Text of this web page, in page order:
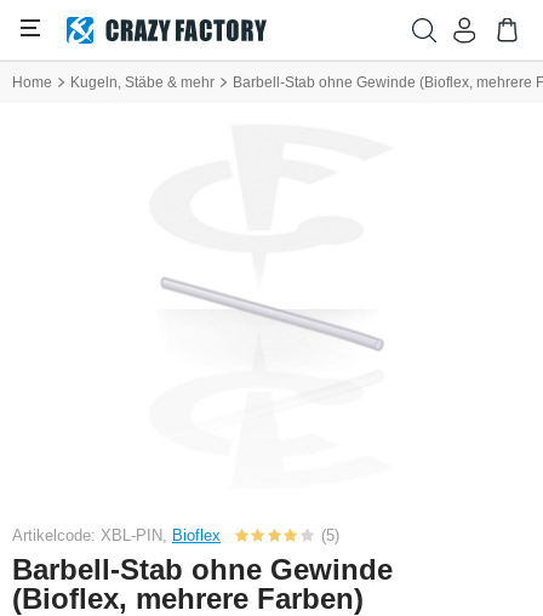
Home Kugeln, Stäbe & mehr Barbell-Stab ohne Gewinde (Bioflex, mehrere
Artikelcode: XBL-PIN, Bioflex (5)
Barbell-Stab ohne Gewinde
(Bioflex, mehrere Farben)